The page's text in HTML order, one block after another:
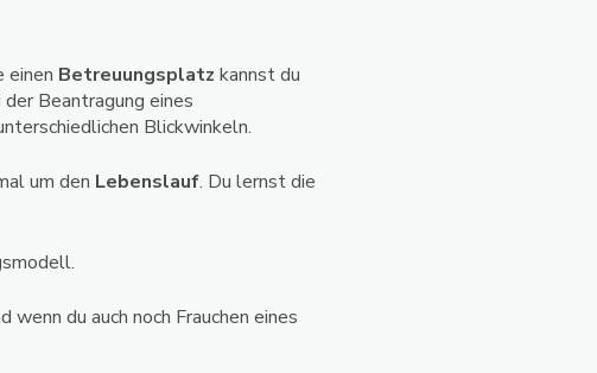
einen Betreuungsplatz kannst du
Beantragung eines
Blickwinkeln.
um den Lebenslauf. Du lernst die
du auch noch Frauchen eines